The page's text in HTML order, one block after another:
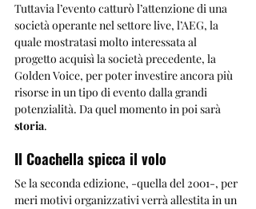
Tuttavia l’evento catturò l’attenzione di una
società operante nel settore live, l’AEG, la
quale mostratasi molto interessata al
progetto acquisì la società precedente, la
Golden Voice, per poter investire ancora più
risorse in un tipo di evento dalla grandi
potenzialità. Da quel momento in poi sarà
storia.
Il Coachella spicca il volo
Se la seconda edizione, -quella del 2001-, per
meri motivi organizzativi verrà allestita in un